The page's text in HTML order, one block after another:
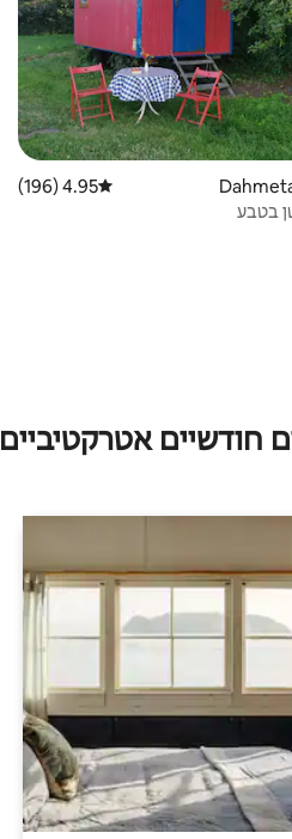
דירוג ממוצע של 4.95 מתוך 5, 196 ביקורות
4.95 (196)
בטבע
חודשיים אטרקטיביים